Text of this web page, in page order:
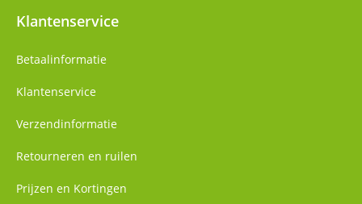
Klantenservice
Betaalinformatie
Klantenservice
Verzendinformatie
Retourneren en ruilen
Prijzen en Kortingen